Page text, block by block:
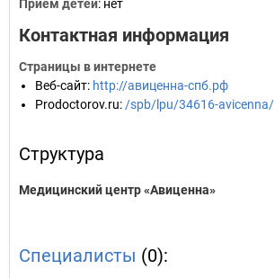
Прием детей: нет
Контактная информация
Страницы в интернете
Веб-сайт: http://авиценна-спб.рф
Prodoctorov.ru: /spb/lpu/34616-avicenna/
Структура
Медицинский центр «Авиценна»
Специалисты (0):